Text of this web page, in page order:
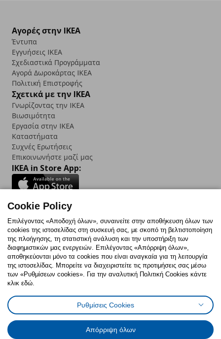
Αγορές στην IKEA
Έντυπα
Εγγυήσεις IKEA
Σχεδιαστικά Προγράμματα
Αγορά Δωρoκάρτας IKEA
Πολιτική Επιστροφής
Σχετικά με την IKEA
Γνωρίζοντας την IKEA
Βιωσιμότητα
Εργασία στην IKEA
Καταστήματα
Συχνές Ερωτήσεις
Επικοινωνήστε μαζί μας
IKEA in Store App:
Follow us:
FacebookInstagram
TikTokYoutubePinterestTwitter
Πολιτική CookiesΔήλωση ψηφιακής προσβασιμότητας
Ρυθμίσεις cookiesΌροι Χρήσης
Γενική Πολιτική Προσωπικών Δεδομένων
Πολιτική Προσωπικών Δεδομένων για ΙΚΕΑ.gr
Cookie Policy
Επιλέγοντας «Αποδοχή όλων», συναινείτε στην αποθήκευση όλων των
cookies της ιστοσελίδας στη συσκευή σας, με σκοπό τη βελτιστοποίηση
της πλοήγησης, τη στατιστική ανάλυση και την υποστήριξη των
διαφημιστικών μας ενεργειών. Επιλέγοντας «Απόρριψη όλων»,
αποθηκεύονται μόνο τα cookies που είναι αναγκαία για τη λειτουργία
της ιστοσελίδας. Μπορείτε να διαχειριστείτε τις προτιμήσεις σας μέσω
των «Ρυθμίσεων cookies». Για την αναλυτική Πολιτική Cookies κάντε
κλικ εδώ.
Ρυθμίσεις Cookies
Απόρριψη όλων